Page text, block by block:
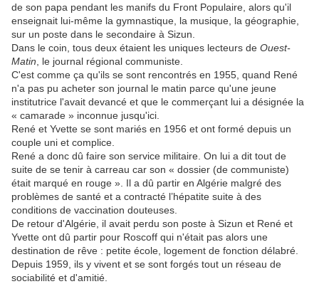
de son papa pendant les manifs du Front Populaire, alors qu'il
enseignait lui-même la gymnastique, la musique, la géographie,
sur un poste dans le secondaire à Sizun.
Dans le coin, tous deux étaient les uniques lecteurs de Ouest-
Matin , le journal régional communiste.
C'est comme ça qu'ils se sont rencontrés en 1955, quand René
n'a pas pu acheter son journal le matin parce qu'une jeune
institutrice l'avait devancé et que le commerçant lui a désignée la
« camarade » inconnue jusqu'ici.
René et Yvette se sont mariés en 1956 et ont formé depuis un
couple uni et complice.
René a donc dû faire son service militaire. On lui a dit tout de
suite de se tenir à carreau car son « dossier (de communiste)
était marqué en rouge ». Il a dû partir en Algérie malgré des
problèmes de santé et a contracté l’hépatite suite à des
conditions de vaccination douteuses.
De retour d'Algérie, il avait perdu son poste à Sizun et René et
Yvette ont dû partir pour Roscoff qui n'était pas alors une
destination de rêve : petite école, logement de fonction délabré.
Depuis 1959, ils y vivent et se sont forgés tout un réseau de
sociabilité et d'amitié.